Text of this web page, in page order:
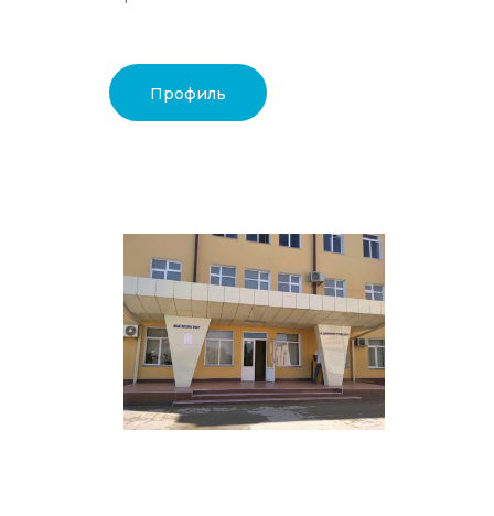
Профиль